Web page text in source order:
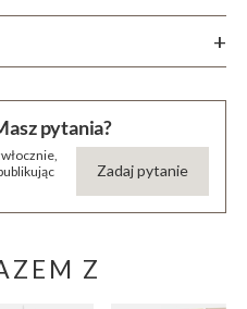
pytania?
Zadaj pytanie
Z